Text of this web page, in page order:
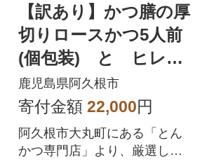
【訳あり】かつ膳の厚
切りロースかつ5人前
(個包装) と ヒレか
つ計10枚(5枚×2P) a-
26-8
鹿児島県阿久根市
寄付金額 22,000円
阿久根市大丸町にある「とん
かつ専門店」より、厳選した